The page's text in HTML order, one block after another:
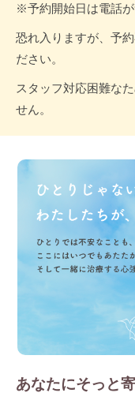
※予約開始日は電話が
恐れ入りますが、予
ださい。
スタッフ対応困難な
せん。
あなたにそっと